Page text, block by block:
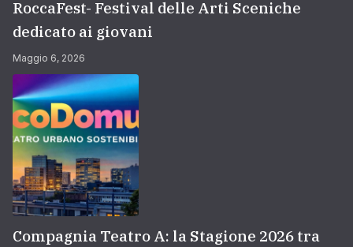
RoccaFest- Festival delle Arti Sceniche
dedicato ai giovani
Maggio 6, 2026
Compagnia Teatro A: la Stagione 2026 tra